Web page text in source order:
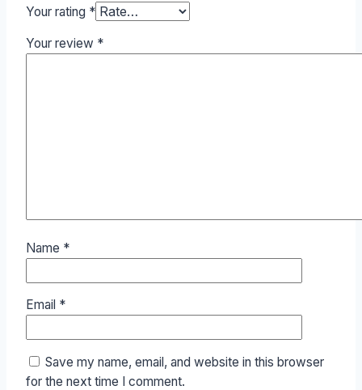
Your rating *
Your review *
Name *
Email *
Save my name, email, and website in this browser
for the next time I comment.